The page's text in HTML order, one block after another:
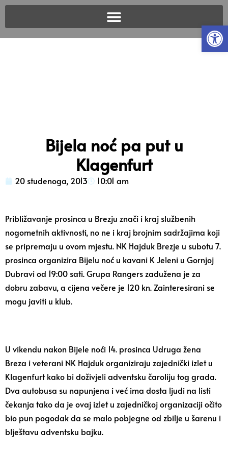
Bijela noć pa put u
Klagenfurt
20 studenoga, 2013 10:01 am
Približavanje prosinca u Brezju znači i kraj službenih
nogometnih aktivnosti, no ne i kraj brojnim sadržajima koji
se pripremaju u ovom mjestu. NK Hajduk Brezje u subotu 7.
prosinca organizira Bijelu noć u kavani K Jeleni u Gornjoj
Dubravi od 19:00 sati. Grupa Rangers zadužena je za
dobru zabavu, a cijena večere je 120 kn. Zainteresirani se
mogu javiti u klub.
U vikendu nakon Bijele noći 14. prosinca Udruga žena
Breza i veterani NK Hajduk organiziraju zajednički izlet u
Klagenfurt kako bi doživjeli adventsku čaroliju tog grada.
Dva autobusa su napunjena i već ima dosta ljudi na listi
čekanja tako da je ovaj izlet u zajedničkoj organizaciji očito
bio pun pogodak da se malo pobjegne od zbilje u šarenu i
blještavu adventsku bajku.